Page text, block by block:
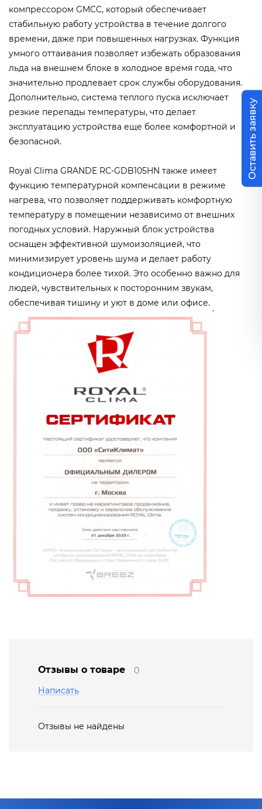
компрессором GMCC, который обеспечивает
стабильную работу устройства в течение долгого
времени, даже при повышенных нагрузках. Функция
умного оттаивания позволяет избежать образования
льда на внешнем блоке в холодное время года, что
значительно продлевает срок службы оборудования.
Дополнительно, система теплого пуска исключает
резкие перепады температуры, что делает
эксплуатацию устройства еще более комфортной и
безопасной.
Royal Clima GRANDE RC-GDB105HN также имеет
функцию температурной компенсации в режиме
нагрева, что позволяет поддерживать комфортную
температуру в помещении независимо от внешних
погодных условий. Наружный блок устройства
оснащен эффективной шумоизоляцией, что
минимизирует уровень шума и делает работу
кондиционера более тихой. Это особенно важно для
людей, чувствительных к посторонним звукам,
обеспечивая тишину и уют в доме или офисе.
Отзывы о товаре
0
Написать
Отзывы не найдены
Оставить заявку